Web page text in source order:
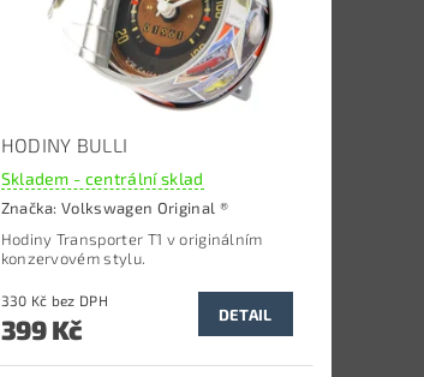
HODINY BULLI
Skladem - centrální sklad
Značka:Volkswagen Original ®
Hodiny Transporter T1 v originálním
konzervovém stylu.
330 Kč bez DPH
399 Kč DETAIL